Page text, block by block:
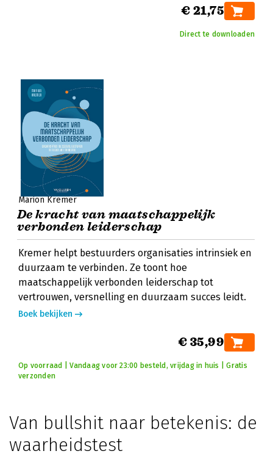
€ 21,75
Direct te downloaden
Marion Kremer
De kracht van maatschappelijk
verbonden leiderschap
Kremer helpt bestuurders organisaties intrinsiek en
duurzaam te verbinden. Ze toont hoe
maatschappelijk verbonden leiderschap tot
vertrouwen, versnelling en duurzaam succes leidt.
Boek bekijken
€ 35,99
Op voorraad | Vandaag voor 23:00 besteld, vrijdag in huis | Gratis
verzonden
Van bullshit naar betekenis: de
waarheidstest